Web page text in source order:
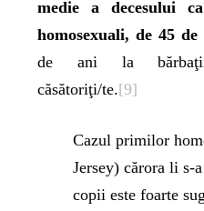
medie a decesului
homosexuali, de 45
de ani la bărbaţii/
căsătoriţi/te.[9]
Cazul primilor
Jersey) cărora li s-
copii este foarte